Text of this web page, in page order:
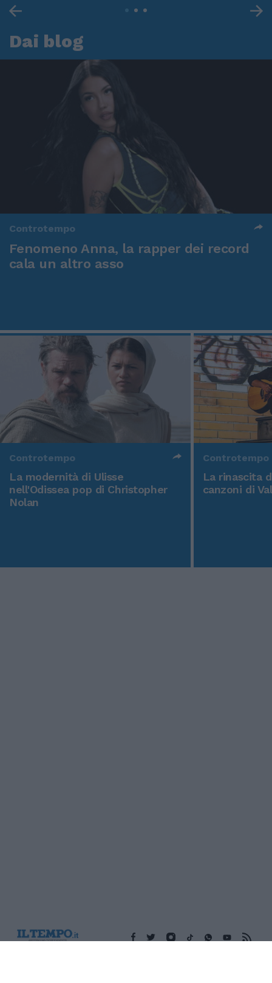
Dai blog
Controtempo
Fenomeno Anna, la rapper dei record
cala un altro asso
Controtempo
La modernità di Ulisse
nell'Odissea pop di Christopher
Nolan
Controtempo
La rinascita
canzoni di